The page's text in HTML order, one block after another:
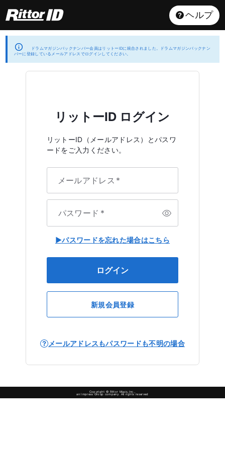
ヘルプ
ドラムマガジンバックナンバー会員はリットーIDに統合されました。ドラムマガジンバックナン
バーに登録しているメールアドレスでログインしてください。
リットーID ログイン
リットーID（メールアドレス）とパスワ
ードをご入力ください。
メールアドレス*
パスワード*
▶パスワードを忘れた場合はこちら
ログイン
新規会員登録
メールアドレスもパスワードも不明の場合
Copyright © Rittor Music,Inc.,
an Impress Group company. All rights reserved